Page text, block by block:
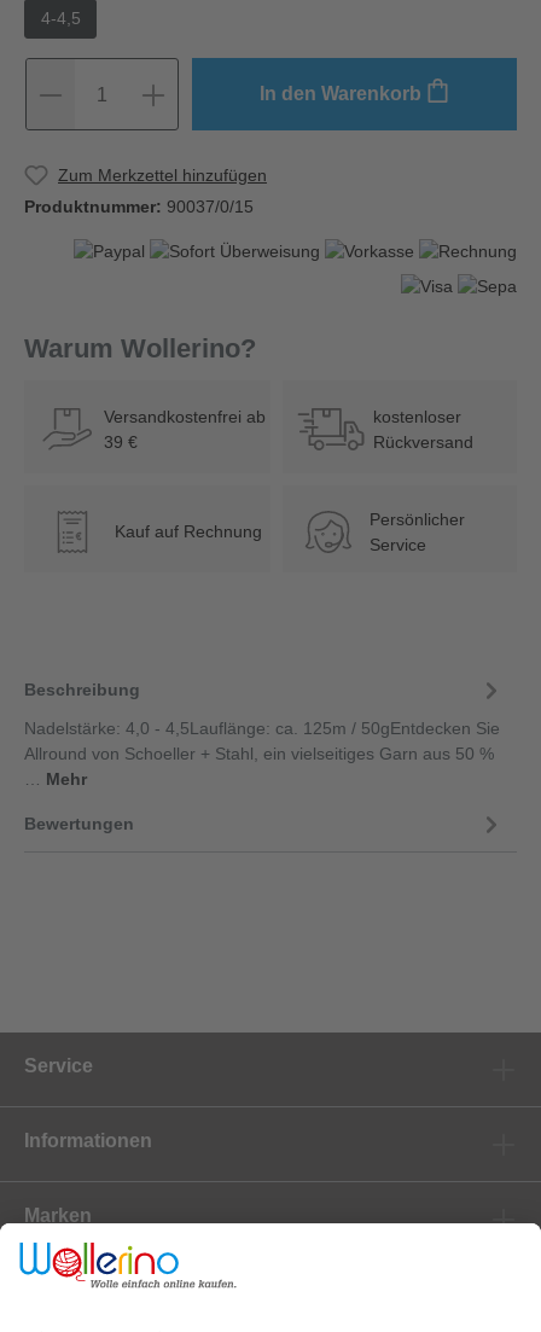
4-4,5
1 In den Warenkorb
Zum Merkzettel hinzufügen
Produktnummer: 90037/0/15
Warum Wollerino?
Versandkostenfrei ab
39 €
kostenloser
Rückversand
€ Kauf auf Rechnung
Persönlicher
Service
Beschreibung
Nadelstärke: 4,0 - 4,5Lauflänge: ca. 125m / 50gEntdecken Sie
Allround von Schoeller + Stahl, ein vielseitiges Garn aus 50 %
Mehr
Bewertungen
Service
Informationen
Marken
Newsletter